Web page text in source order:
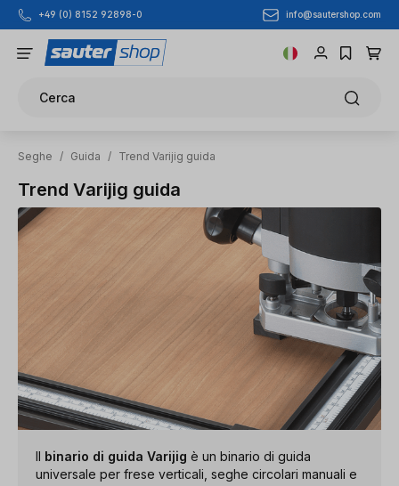
Passa al contenuto principale
+49 (0) 8152 92898-0 info@sautershop.com
Cerca
Seghe / Guida / Trend Varijig guida
Trend Varijig guida
Il binario di guida Varijig è un binario di guida
universale per frese verticali, seghe circolari manuali e